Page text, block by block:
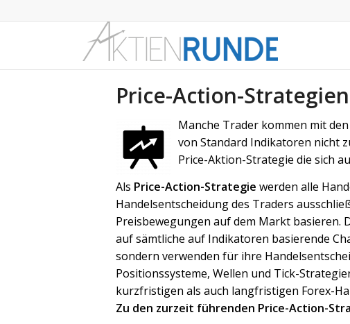
Price-Action-Strategien
Manche Trader kommen mit
von Standard Indikatoren nicht
Price-Aktion-Strategie die sich
Als Price-Action-Strategie werden alle
Handelsentscheidung des Traders
Preisbewegungen auf dem Markt basieren.
auf sämtliche auf Indikatoren basierende
sondern verwenden für ihre
Positionssysteme, Wellen und Tick-
kurzfristigen als auch langfristigen Forex-
Zu den zurzeit führenden Price-Action-